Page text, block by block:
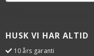
HUSK VI HAR ALTID
10 års garanti